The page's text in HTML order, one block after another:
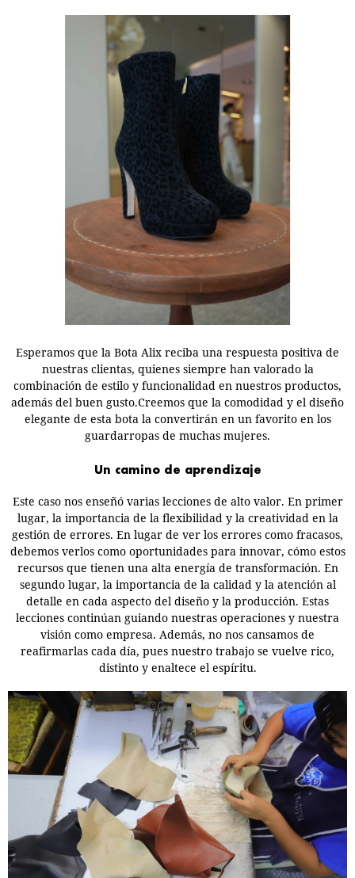
Esperamos que la Bota Alix reciba una respuesta positiva de
nuestras clientas, quienes siempre han valorado la
combinación de estilo y funcionalidad en nuestros productos,
además del buen gusto.Creemos que la comodidad y el diseño
elegante de esta bota la convertirán en un favorito en los
guardarropas de muchas mujeres.
Un camino de aprendizaje
Este caso nos enseñó varias lecciones de alto valor. En primer
lugar, la importancia de la flexibilidad y la creatividad en la
gestión de errores. En lugar de ver los errores como fracasos,
debemos verlos como oportunidades para innovar, cómo estos
recursos que tienen una alta energía de transformación. En
segundo lugar, la importancia de la calidad y la atención al
detalle en cada aspecto del diseño y la producción. Estas
lecciones continúan guiando nuestras operaciones y nuestra
visión como empresa. Además, no nos cansamos de
reafirmarlas cada día, pues nuestro trabajo se vuelve rico,
distinto y enaltece el espíritu.